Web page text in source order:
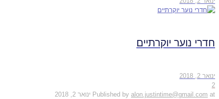
חדרי נוער יוקרתיים
ינואר 2, 2018
2
Published by alon.justintime@gmail.com at
ינואר 2, 2018